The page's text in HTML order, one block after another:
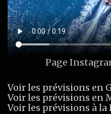
Page
Voir les prévisions en
Voir les prévisions en
Voir les prévisions à la